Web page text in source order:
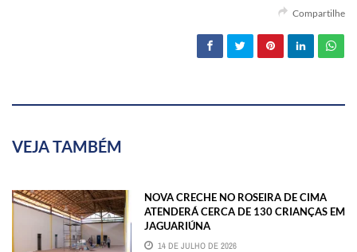
Compartilhe
VEJA TAMBÉM
NOVA CRECHE NO ROSEIRA DE CIMA
ATENDERÁ CERCA DE 130 CRIANÇAS EM
JAGUARIÚNA
14 DE JULHO DE 2026